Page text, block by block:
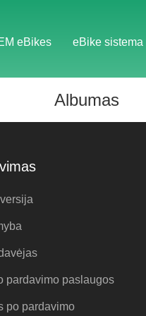
eBikes eBike sistema
Albumas
pardavimo paslaugos
po pardavimo